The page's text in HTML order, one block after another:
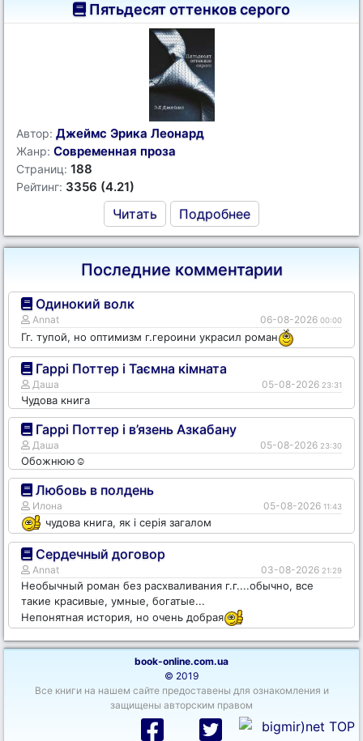
Пятьдесят оттенков серого
Автор: Джеймс Эрика Леонард
Жанр: Современная проза
Страниц: 188
Рейтинг: 3356 (4.21)
Читать Подробнее
Последние комментарии
Одинокий волк
Annat 06-08-2026 00:00
Гг. тупой, но оптимизм г.героини украсил роман
Гаррі Поттер і Таємна кімната
Даша 05-08-2026 23:31
Чудова книга
Гаррі Поттер і в’язень Азкабану
Даша 05-08-2026 23:30
Обожнюю☺️
Любовь в полдень
Илона 05-08-2026 11:43
чудова книга, як і серія загалом
Сердечный договор
Annat 03-08-2026 21:29
Необычный роман без расхваливания г.г....обычно, все
такие красивые, умные, богатые...
Непонятная история, но очень добрая
book-online.com.ua
© 2019
Все книги на нашем сайте предоставены для ознакомления и
защищены авторским правом